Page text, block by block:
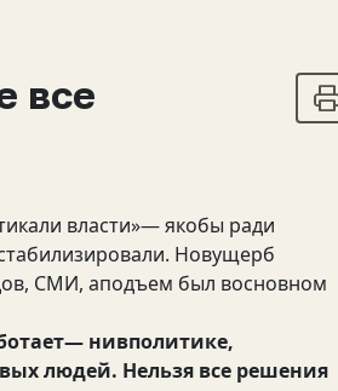
все
власти»— якобы ради
Новущерб
СМИ, аподъем был восновном
нивполитике,
людей. Нельзя все решения